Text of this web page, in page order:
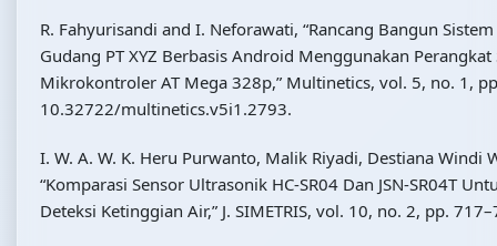
R. Fahyurisandi and I. Neforawati, “Rancang Bangun
Gudang PT XYZ Berbasis Android Menggunakan
Mikrokontroler AT Mega 328p,” Multinetics, vol. 5, no. 1,
10.32722/multinetics.v5i1.2793.
I. W. A. W. K. Heru Purwanto, Malik Riyadi, Destiana Windi
“Komparasi Sensor Ultrasonik HC-SR04 Dan JSN-SR04T
Deteksi Ketinggian Air,” J. SIMETRIS, vol. 10, no. 2, pp.